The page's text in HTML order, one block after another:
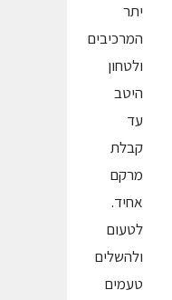
יתר
המרכיבים
ולטחון
היטב
עד
קבלת
מרקם
אחיד.
לטעום
ולהשלים
טעמים